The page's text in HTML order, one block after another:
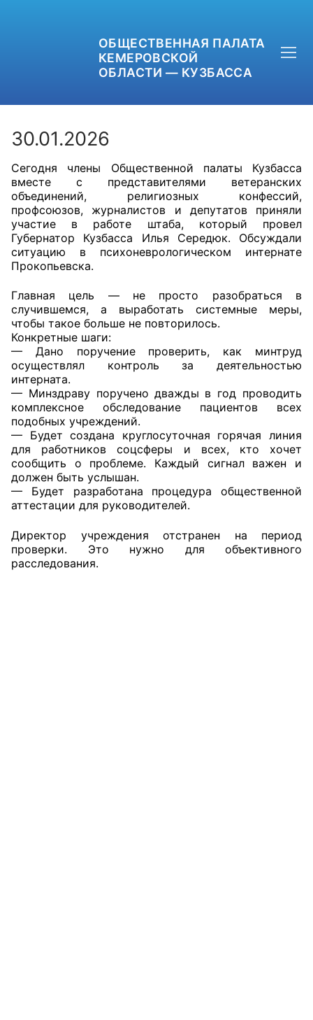
ОБЩЕСТВЕННАЯ ПАЛАТА
КЕМЕРОВСКОЙ
ОБЛАСТИ — КУЗБАССА
+7 (3842) 58-82-40
OPKO42@BK.RU
ОБРАТНАЯ СВЯЗЬ
Главная
Общественные советы
Общественные советы при территориальных
органах федеральных органов
исполнительной власти
Общественные советы по проведению
независимой оценки качества условий
оказания услуг
О Палате
Структура Палаты
30.01.2026
Сегодня члены Общественной палаты Кузбасса
вместе с представителями ветеранских
объединений, религиозных конфессий,
профсоюзов, журналистов и депутатов приняли
участие в работе штаба, который провел
Губернатор Кузбасса Илья Середюк. Обсуждали
ситуацию в психоневрологическом интернате
Прокопьевска.
Главная цель — не просто разобраться в
случившемся, а выработать системные меры,
чтобы такое больше не повторилось.
Конкретные шаги:
— Дано поручение проверить, как минтруд
осуществлял контроль за деятельностью
интерната.
— Минздраву поручено дважды в год проводить
комплексное обследование пациентов всех
подобных учреждений.
— Будет создана круглосуточная горячая линия
для работников соцсферы и всех, кто хочет
сообщить о проблеме. Каждый сигнал важен и
должен быть услышан.
— Будет разработана процедура общественной
аттестации для руководителей.
Директор учреждения отстранен на период
проверки. Это нужно для объективного
расследования.